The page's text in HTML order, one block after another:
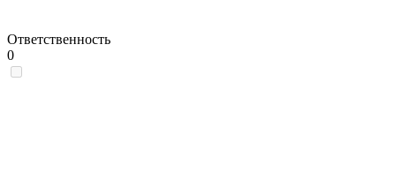
Ответственность
0